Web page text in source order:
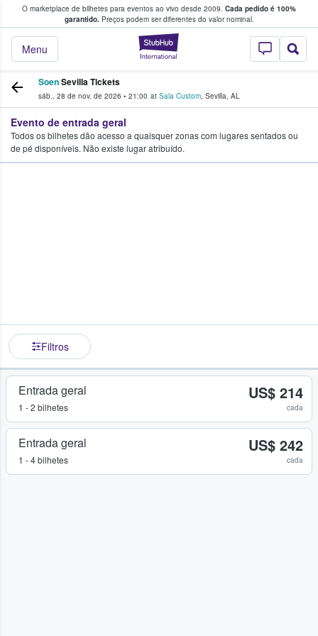
O marketplace de bilhetes para eventos ao vivo desde 2009. Cada pedido é 100%
garantido.Preços podem ser diferentes do valor nominal.
StubHub – onde
Menu
fãs compram e vendem bilhetes
SoenSevilla Tickets
sáb., 28 de nov. de 2026 • 21:00 at Sala Custom, Sevilla, AL
Evento de entrada geral
Todos os bilhetes dão acesso a quaisquer zonas com lugares sentados ou
de pé disponíveis. Não existe lugar atribuído.
Filtros
Entrada geral
1 - 2 bilhetes
US$ 214
cada
Entrada geral
1 - 4 bilhetes
US$ 242
cada